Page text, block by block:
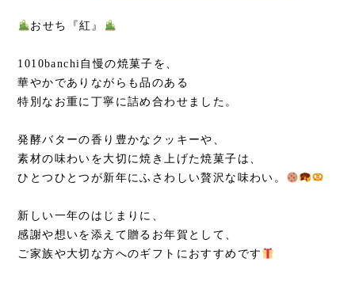
おせち『紅』
1010banchi自慢の焼菓子を、
華やかでありながらも品のある
特別なお重に丁寧に詰め合わせました。
発酵バターの香り豊かなクッキーや、
素材の味わいを大切に焼き上げた焼菓子は、
ひとつひとつが新年にふさわしい贅沢な味わい。
新しい一年のはじまりに、
感謝や想いを添えて贈るお年賀として、
ご家族や大切な方へのギフトにおすすめです